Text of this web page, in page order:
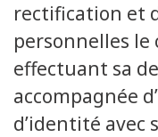
rectification et
personnelles le
effectuant sa
accompagnée
d’identité